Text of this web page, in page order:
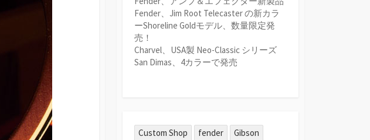
Fender、Jim Root Telecaster の新カラ
ーShoreline Goldモデル、数量限定発
売！
Charvel、USA製 Neo-Classic シリーズ
San Dimas、4カラーで発売
Custom Shop fender
Gibson